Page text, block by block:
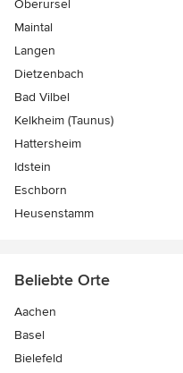
Oberursel
Maintal
Langen
Dietzenbach
Bad Vilbel
Kelkheim (Taunus)
Hattersheim
Idstein
Eschborn
Heusenstamm
Beliebte Orte
Aachen
Basel
Bielefeld